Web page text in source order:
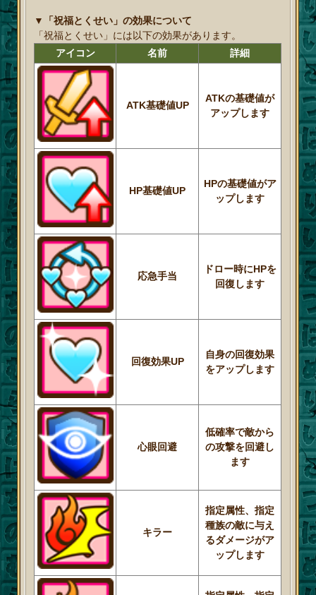
▼「祝福とくせい」の効果について
「祝福とくせい」には以下の効果があります。
アイコン
名前 詳細
ATK基礎値UP
ATKの基礎値が
アップします
HP基礎値UP
HPの基礎値がア
ップします
応急手当
ドロー時にHPを
回復します
回復効果UP
自身の回復効果
をアップします
心眼回避
低確率で敵から
の攻撃を回避し
ます
キラー
指定属性、指定
種族の敵に与え
るダメージがア
ップします